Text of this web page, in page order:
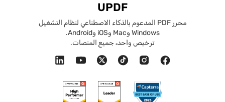
UPDF
محرر PDF المدعوم بالذكاء الاصطناعي لنظام التشغيل
Windows وMac وiOS وAndroid.
ترخيص واحد، جميع المنصات.